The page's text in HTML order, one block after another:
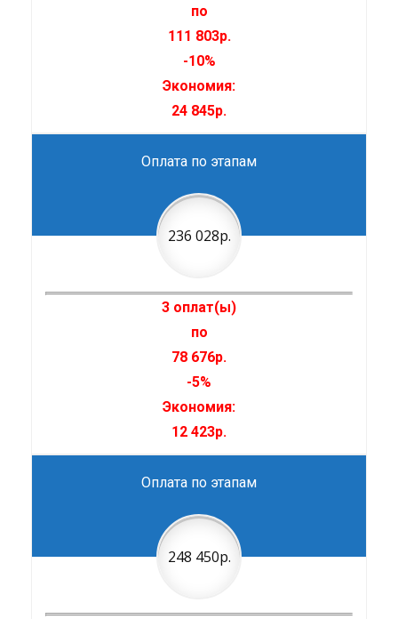
по
111 803р.
-10%
Экономия:
24 845р.
Оплата по этапам
236 028р.
3 оплат(ы)
по
78 676р.
-5%
Экономия:
12 423р.
Оплата по этапам
248 450р.